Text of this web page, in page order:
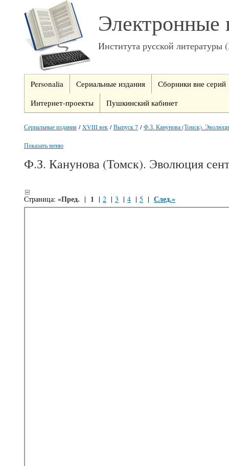
Электронные
Института русской
Personalia Сериальные издания
Сборники вне серий
Интернет-проекты
Пушкинский кабинет
Сериальные издания /XVIII век /Выпуск 7 /Ф.З. Канунова (Томск).
Показать меню
Ф.З. Канунова (Томск). Эволюция
Страница: «Пред. | 1 | 2 | 3 | 4 | 5 | След.»